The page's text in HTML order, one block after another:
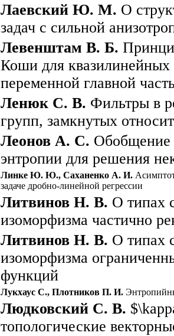
Лаевский Ю. М. О
задач с сильной
Левенштам В. Б.
Коши для квазилинейных
переменной главной
Ленюк С. В. Фильтры в
групп, замкнутых
Леонов А. С. Обобщение
энтропии для решения
Линке Ю. Ю., Саханенко А. И.
задаче дробно-линейной регрессии
Литвинов Н. В. О типах
изоморфизма частично
Литвинов Н. В. О типах
изоморфизма
функций
Лукхаус С., Плотников П. И.
Людковский С. В.
топологические